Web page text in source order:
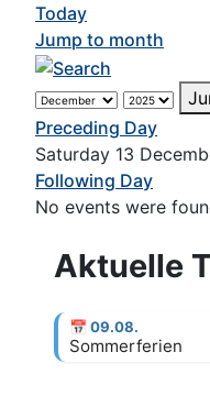
Today
Jump to month
Preceding Day
Saturday 13
Following Day
No events were
Aktuelle
📅 09.08.
Sommerferien